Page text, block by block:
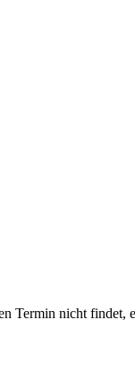
Termin nicht